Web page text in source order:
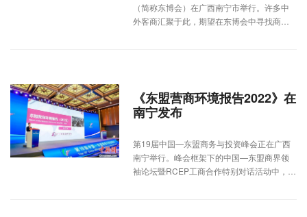
（简称东博会）在广西南宁市举行。许多中
外客商汇聚于此，期望在东博会中寻找商
《东盟营商环境报告2022》在
南宁发布
第19届中国—东盟商务与投资峰会正在广西
南宁举行。峰会框架下的中国—东盟商界领
袖论坛暨RCEP工商合作特别对话活动中，中